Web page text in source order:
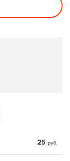
25 руб.